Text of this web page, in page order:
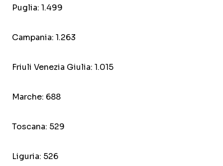
Puglia: 1.499
Campania: 1.263
Friuli Venezia Giulia: 1.015
Marche: 688
Toscana: 529
Liguria: 526